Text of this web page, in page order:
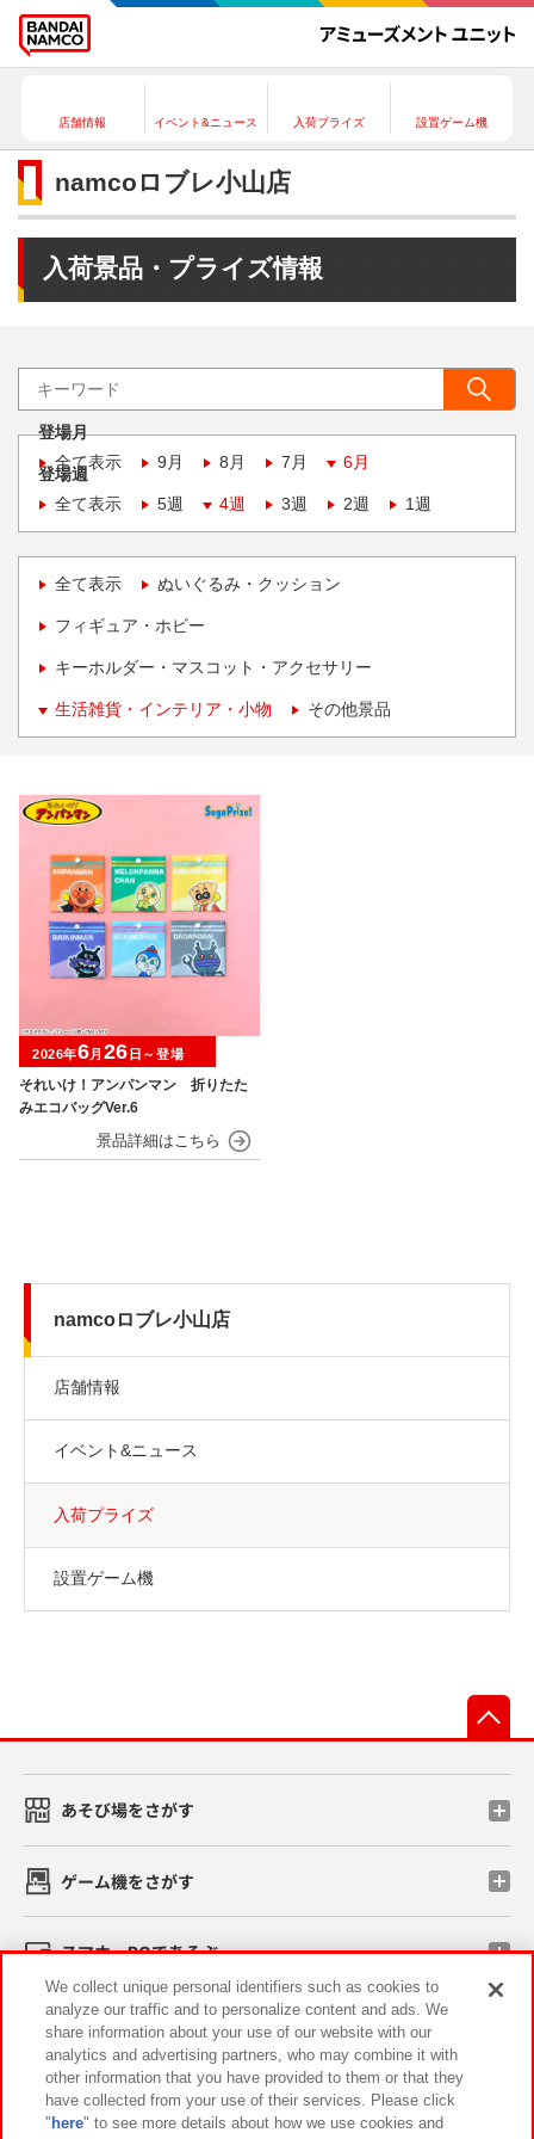
店舗情報 イベント&ニュース 入荷プライズ 設置ゲーム機
namcoロブレ小山店
入荷景品・プライズ情報
登場月
全て表示
9月 8月 7月 6月
登場週
全て表示
5週 4週 3週 2週 1週
全て表示 ぬいぐるみ・クッション
フィギュア・ホビー
キーホルダー・マスコット・アクセサリー
生活雑貨・インテリア・小物 その他景品
それいけ！アンパンマン 折りたた
みエコバッグVer.6
2026年6月 26 日～登場
namcoロブレ小山店
店舗情報
イベント&ニュース
入荷プライズ
設置ゲーム機
あそび場をさがす
ゲーム機をさがす
スマホ・PCであそぶ
イベント・キャンペーン
We collect unique personal identifiers such as cookies to
analyze our traffic and to personalize content and ads. We
share information about your use of our website with our
analytics and advertising partners, who may combine it with
other information that you have provided to them or that they
have collected from your use of their services. Please click
" here" to see more details about how we use cookies and